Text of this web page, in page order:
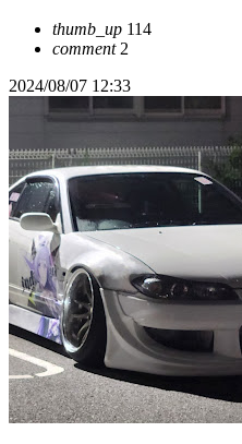
thumb_up 114
comment2
2024/08/07 12:33